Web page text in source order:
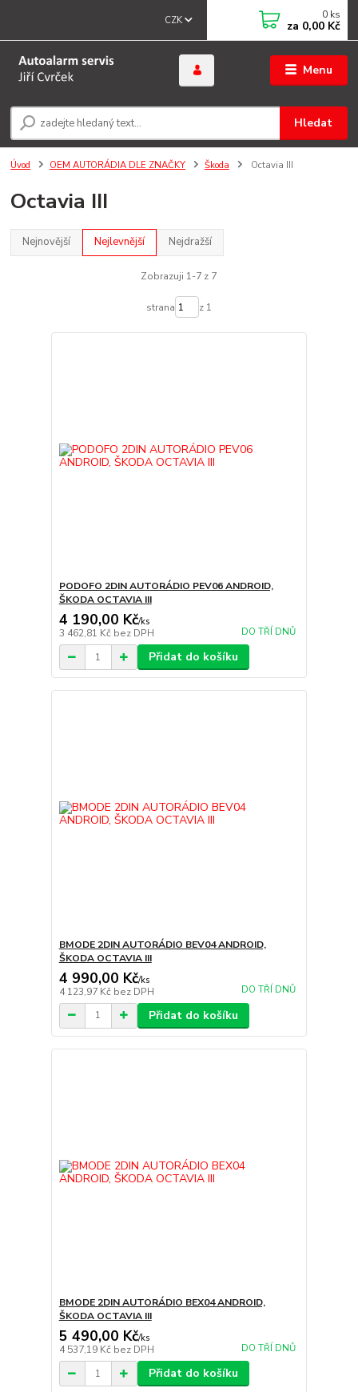
Menu
CZK
Hledat
0 ks
za 0,00 Kč
Úvod OEM AUTORÁDIA DLE ZNAČKY Škoda Octavia III
Octavia III
Nejnovější Nejlevnější Nejdražší
Zobrazuji 1-7 z 7
strana z 1
PODOFO 2DIN AUTORÁDIO PEV06 ANDROID,
ŠKODA OCTAVIA III
4 190,00 Kč/ks
3 462,81 Kč bez DPH DO TŘÍ DNŮ
Přidat do košíku
BMODE 2DIN AUTORÁDIO BEV04 ANDROID,
ŠKODA OCTAVIA III
4 990,00 Kč/ks
4 123,97 Kč bez DPH DO TŘÍ DNŮ
Přidat do košíku
BMODE 2DIN AUTORÁDIO BEX04 ANDROID,
ŠKODA OCTAVIA III
5 490,00 Kč/ks
4 537,19 Kč bez DPH DO TŘÍ DNŮ
Přidat do košíku